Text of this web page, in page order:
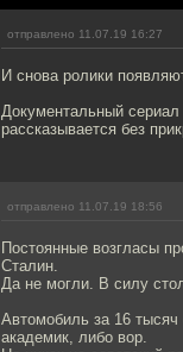
отправлено 11.07.19 16:27
И снова ролики
Документальный
рассказывается без
отправлено 11.07.19 18:56
Постоянные возгласы
Сталин.
Да не могли. В силу
Автомобиль за 16 тысяч
академик, либо вор.